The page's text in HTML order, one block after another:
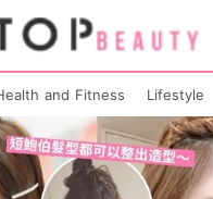
and Fitness Lifestyle